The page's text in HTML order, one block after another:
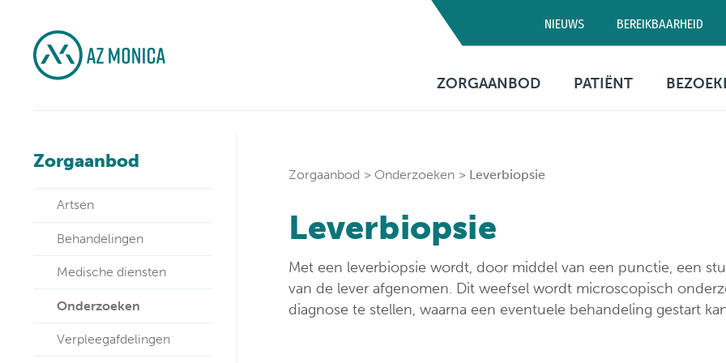
NIEUWS BEREIKBAARHEID
03 320
ZORGAANBOD
Medische diensten
Onderzoeken
Behandelingen
PATIËNT
Voorzieningen
Financiële
Zorgaanbod
Artsen
Behandelingen
Medische diensten
Onderzoeken
Verpleegafdelingen
Zorgaanbod Onderzoeken Leverbiopsie
Leverbiopsie
Met een leverbiopsie wordt, door middel van een punctie, een
van de lever afgenomen. Dit weefsel wordt microscopisch
diagnose te stellen, waarna een eventuele behandeling gestart